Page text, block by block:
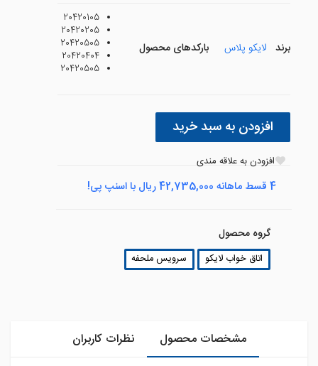
برند لایکو پلاس بارکدهای محصول
20420105
20420205
20420505
20420404
20420505
افزودن به سبد خرید
افزودن به علاقه مندی
4 قسط ماهانه 42,735,000 ریال با اسنپ پی!
گروه محصول
اتاق خواب لایکو سرویس ملحفه
مشخصات محصول نظرات کاربران